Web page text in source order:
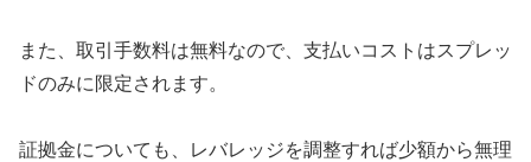
また、取引手数料は無料なので、支払いコストはスプレッ
ドのみに限定されます。
証拠金についても、レバレッジを調整すれば少額から無理